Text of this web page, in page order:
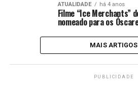
ATUALIDADE há 4 anos
Filme “Ice Merchants”
nomeado para os
MAIS ARTIGOS
PUBLICIDADE